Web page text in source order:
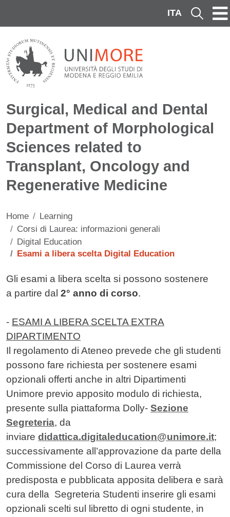
ITA Cerca
Surgical, Medical and Dental
Department of Morphological
Sciences related to
Transplant, Oncology and
Regenerative Medicine
Home
Learning
Corsi di Laurea: informazioni generali
Digital Education
Esami a libera scelta Digital Education
Contenuto
Gli esami a libera scelta si possono sostenere
a partire dal 2° anno di corso.
- ESAMI A LIBERA SCELTA EXTRA
DIPARTIMENTO
Il regolamento di Ateneo prevede che gli studenti
possono fare richiesta per sostenere esami
opzionali offerti anche in altri Dipartimenti
Unimore previo apposito modulo di richiesta,
presente sulla piattaforma Dolly- Sezione
Segreteria, da
inviare didattica.digitaleducation@unimore.it;
successivamente all’approvazione da parte della
Commissione del Corso di Laurea verrà
predisposta e pubblicata apposita delibera e sarà
cura della Segreteria Studenti inserire gli esami
opzionali scelti sul libretto di ogni studente, in